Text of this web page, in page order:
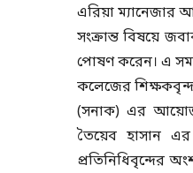
এরিয়া ম্যানেজার
সংক্রান্ত বিষয়ে
পোষণ করেন। এ
কলেজের
(সনাক) এর
তৈয়েব হাসান
প্রতিনিধিবৃন্দের